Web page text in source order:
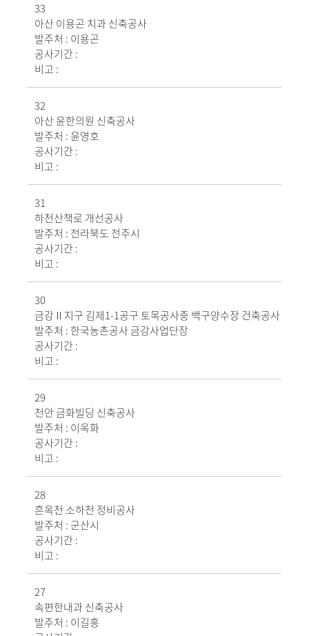
33
아산 이용곤 치과 신축공사
발주처 : 이용곤
공사기간 :
비고 :
32
아산 윤한의원 신축공사
발주처 : 윤영호
공사기간 :
비고 :
31
하천산책로 개선공사
발주처 : 전라북도 전주시
공사기간 :
비고 :
30
금강Ⅱ지구 김제1-1공구 토목공사중 백구양수장 건축공사
발주처 : 한국농촌공사 금강사업단장
공사기간 :
비고 :
29
천안 금화빌딩 신축공사
발주처 : 이옥화
공사기간 :
비고 :
28
흔옥천 소하천 정비공사
발주처 :군산시
공사기간 :
비고 :
27
속편한내과 신축공사
발주처 : 이길홍